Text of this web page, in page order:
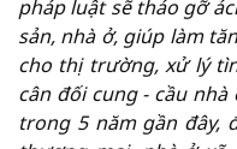
pháp luật sẽ tháo gỡ
sản, nhà ở, giúp làm
cho thị trường, xử lý
cân đối cung - cầu
trong 5 năm gần đây,